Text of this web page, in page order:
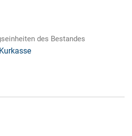
des Bestandes